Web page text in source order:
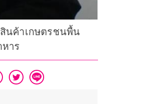
นค้าเกษตรชนพื้น
าร